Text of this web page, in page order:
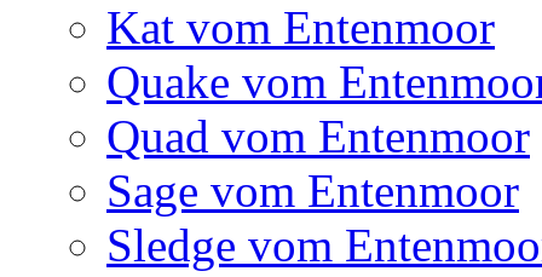
Kat vom Entenmoor
Quake vom
Quad vom Entenmoor
Sage vom Entenmoor
Sledge vom